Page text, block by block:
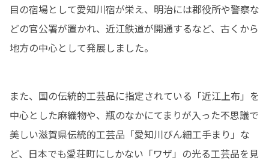
目の宿場として愛知川宿が栄え、明治には郡役所や警察な
どの官公署が置かれ、近江鉄道が開通するなど、古くから
地方の中心として発展しました。
また、国の伝統的工芸品に指定されている「近江上布」を
中心とした麻織物や、瓶のなかにてまりが入った不思議で
美しい滋賀県伝統的工芸品「愛知川びん細工手まり」な
ど、日本でも愛荘町にしかない「ワザ」の光る工芸品を見